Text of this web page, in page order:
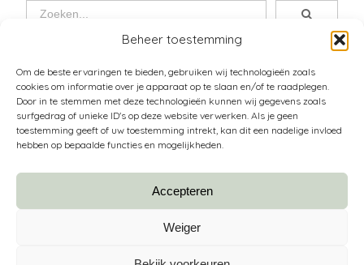
Beheer toestemming
Om de beste ervaringen te bieden, gebruiken wij technologieën zoals
cookies om informatie over je apparaat op te slaan en/of te raadplegen.
Door in te stemmen met deze technologieën kunnen wij gegevens zoals
surfgedrag of unieke ID's op deze website verwerken. Als je geen
toestemming geeft of uw toestemming intrekt, kan dit een nadelige invloed
hebben op bepaalde functies en mogelijkheden.
Accepteren
Weiger
Over Pura Passione
De huiskamerboetiek
Schrijf je in voor de nieuwsbrief